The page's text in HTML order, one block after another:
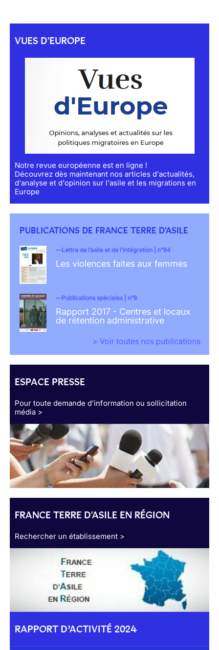
VUES D'EUROPE
Notre revue européenne est en ligne !
Découvrez dès maintenant nos articles d'actualités,
d'analyse et d'opinion sur l'asile et les migrations en
Europe
PUBLICATIONS DE FRANCE TERRE D'ASILE
Lettre de l’asile et de l’intégration | n°84
Les violences faites aux femmes
Publications spéciales | n°8
Rapport 2017 - Centres et locaux
de rétention administrative
> Voir toutes nos publications
ESPACE PRESSE
Pour toute demande d’information ou sollicitation
média >
FRANCE TERRE D'ASILE EN RÉGION
Rechercher un établissement >
RAPPORT D’ACTIVITÉ 2024